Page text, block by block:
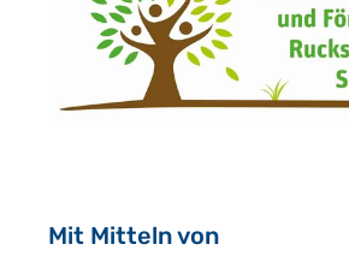
Mit Mitteln von